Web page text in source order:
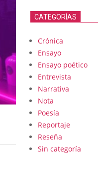
CATEGORÍAS
Crónica
Ensayo
Ensayo poético
Entrevista
Narrativa
Nota
Poesía
Reportaje
Reseña
Sin categoría